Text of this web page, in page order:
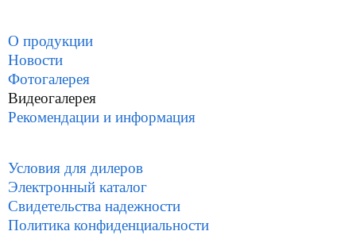
О продукции
Новости
Фотогалерея
Видеогалерея
Рекомендации и информация
Условия для дилеров
Электронный каталог
Свидетельства надежности
Политика конфиденциальности